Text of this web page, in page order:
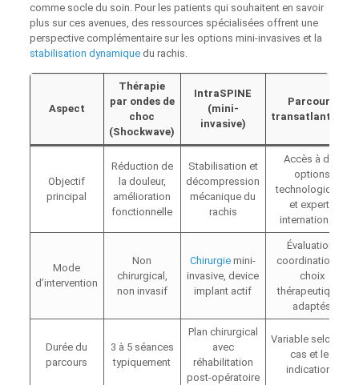
comme socle du soin. Pour les patients qui souhaitent en savoir
plus sur ces avenues, des ressources spécialisées offrent une
perspective complémentaire sur les options mini-invasives et la
stabilisation dynamiquedu rachis.
Aspect
Thérapie
par ondes de
choc
(Shockwave)
IntraSPINE
(mini-
invasive)
Parcours
transatlantique
Objectif
principal
Réduction de
la douleur,
amélioration
fonctionnelle
Stabilisation et
décompression
mécanique du
rachis
Accès à des
options
technologiques
et experts
internationaux
Mode
d’intervention
Non
chirurgical,
non invasif
Chirurgie mini-
invasive, device
implant actif
Évaluation,
coordination et
choix
thérapeutiques
adaptés
Durée du
parcours
3 à 5 séances
typiquement
Plan chirurgical
avec
réhabilitation
post-opératoire
Variable selon les
cas et les
indications